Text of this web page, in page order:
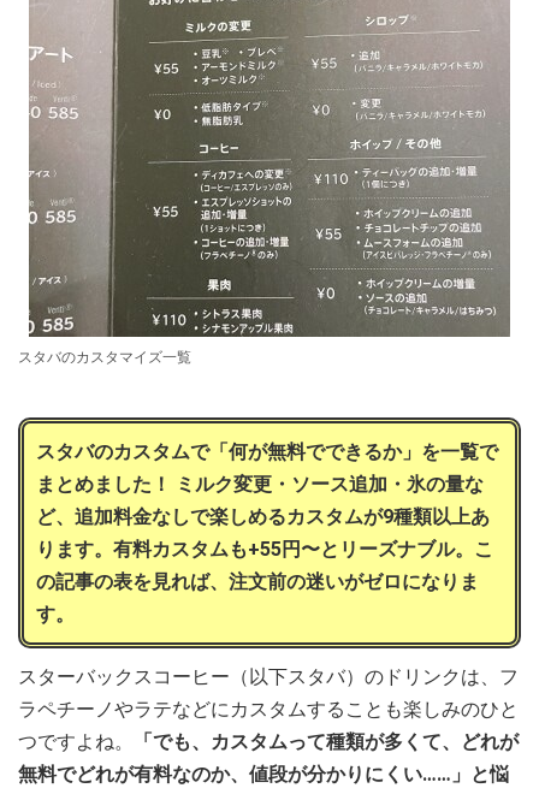
スタバのカスタマイズ一覧
スタバのカスタムで「何が無料でできるか」を一覧で
まとめました！ ミルク変更・ソース追加・氷の量な
ど、追加料金なしで楽しめるカスタムが9種類以上あ
ります。有料カスタムも+55円〜とリーズナブル。こ
の記事の表を見れば、注文前の迷いがゼロになりま
す。
スターバックスコーヒー（以下スタバ）のドリンクは、フ
ラペチーノやラテなどにカスタムすることも楽しみのひと
つですよね。
「でも、カスタムって種類が多くて、どれが
無料でどれが有料なのか、値段が分かりにくい……」と悩